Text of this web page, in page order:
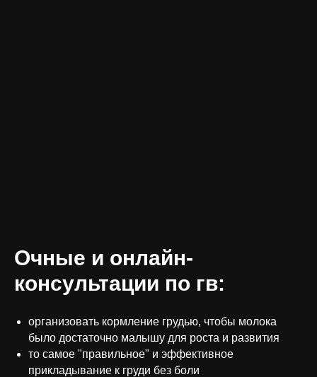
Очные и онлайн-
консультации по гв:
организовать кормление грудью, чтобы молока
было достаточно малышу для роста и развития
то самое "правильное" и эффективное
прикладывание к груди без боли